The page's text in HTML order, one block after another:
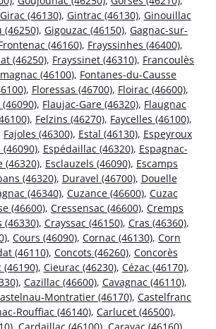
Girac (46130), Gintrac (46130), Ginouillac
(46250), Gigouzac (46150), Gagnac-sur-
(46160), Frayssinhes (46400),
(46250), Frayssinet (46310), Francoulès
(46100), Fontanes-du-Causse
, Floressas (46700), Floirac (46600),
, Flaujac-Gare (46320), Flaugnac
, Felzins (46270), Faycelles (46100),
Fajoles (46300), Estal (46130), Espeyroux
(46090), Espédaillac (46320), Espagnac-
(46320), Esclauzels (46090), Escamps
(46320), Duravel (46700), Douelle
(46340), Cuzance (46600), Cuzac
(46600), Cressensac (46600), Cremps
(46330), Crayssac (46150), Cras (46360),
, Cours (46090), Cornac (46130), Corn
(46110), Concots (46260), Concorès
(46190), Cieurac (46230), Cézac (46170),
, Cazillac (46600), Cavagnac (46110),
Montratier (46170), Castelfranc
Rouffiac (46140), Carlucet (46500),